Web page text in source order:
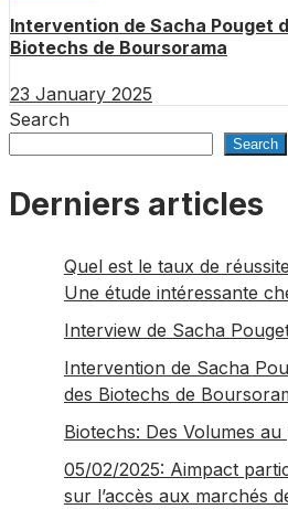
Intervention de Sacha Pouget
Biotechs de Boursorama
23 January 2025
Search
Search
Derniers articles
Quel est le taux de
Une étude intéressante
Interview de Sacha
Intervention de Sacha
des Biotechs de
Biotechs: Des Volumes
05/02/2025: Aimpact
sur l’accès aux marchés